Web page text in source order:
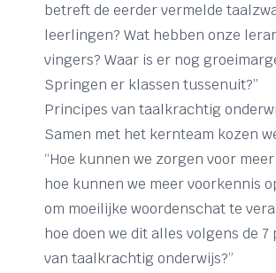
betreft de eerder vermelde
leerlingen? Wat hebben onze
vingers? Waar is er nog
Springen er klassen tussenuit?”
Principes van taalkrachtig
Samen met het kernteam kozen
“Hoe kunnen we zorgen voor
hoe kunnen we meer voorkennis
om moeilijke woordenschat te
hoe doen we dit alles volgens de 7
van taalkrachtig onderwijs?”